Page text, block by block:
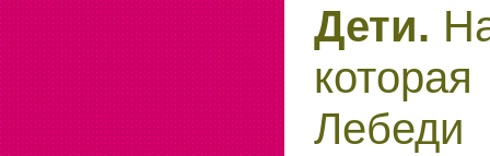
Дети.
Лебеди